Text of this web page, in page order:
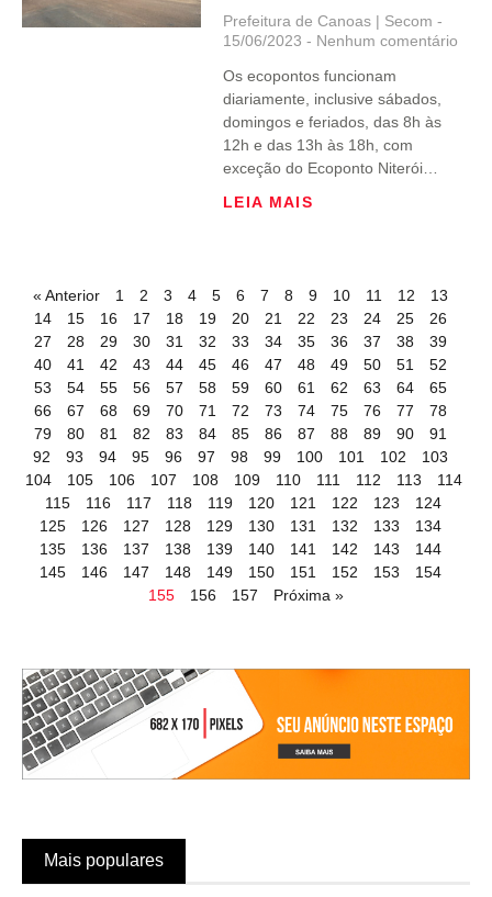
Prefeitura de Canoas | Secom
15/06/2023
Nenhum comentário
Os ecopontos funcionam
diariamente, inclusive sábados,
domingos e feriados, das 8h às
12h e das 13h às 18h, com
exceção do Ecoponto Niterói…
LEIA MAIS
« Anterior 1 2 3 4 5 6 7 8 9 10 11 12
13
14
15 16 17 18 19 20 21 22 23 24 25
26
27
28 29 30 31 32 33 34 35 36 37 38
39
40
41 42 43 44 45 46 47 48 49 50 51
52
53
54 55 56 57 58 59 60 61 62 63 64
65
66
67 68 69 70 71 72 73 74 75 76 77
78
79
80 81 82 83 84 85 86 87 88 89 90
91
92
93 94 95 96 97 98 99 100 101 102
103
104
105 106 107 108 109 110 111 112 113
114
115
116 117 118 119 120 121 122 123
124
125
126 127 128 129 130 131 132 133
134
135
136 137 138 139 140 141 142 143
144
145
146 147 148 149 150 151 152 153
154
155
156 157 Próxima »
Mais populares